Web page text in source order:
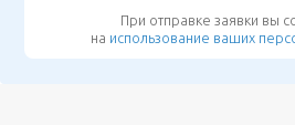
При отправке заявки вы
на использование ваших